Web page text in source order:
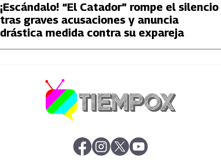
¡Escándalo! “El Catador” rompe el silencio
tras graves acusaciones y anuncia
drástica medida contra su expareja
abre en nueva pestaña
abre en nueva pestaña
abre en nueva pestaña